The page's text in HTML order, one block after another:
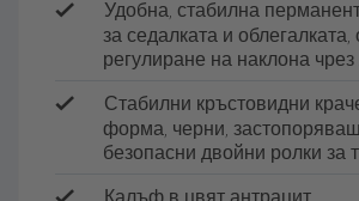
Удобна, стабилна
за седалката и облегалката,
регулиране на наклона чрез
Стабилни кръстовидни
форма, черни,
безопасни двойни ролки за
Калъф в цвят антрацит